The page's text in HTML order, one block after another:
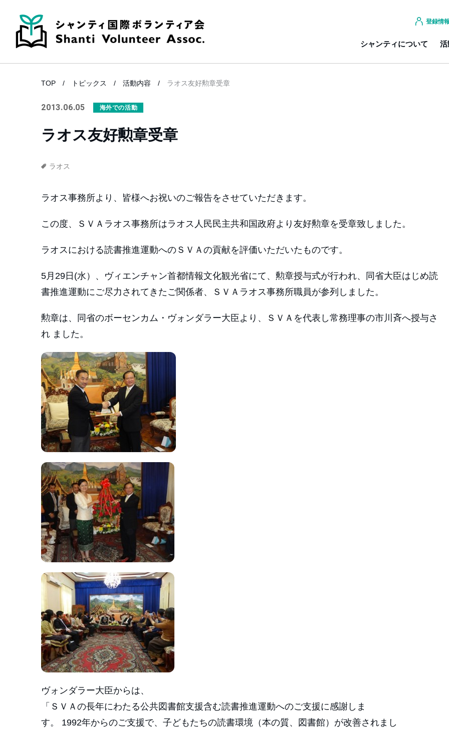
登録情
シャンティについて 活
TOP トピックス 活動内容 ラオス友好勲章受章
2013.06.05 海外での活動
ラオス友好勲章受章
ラオス
ラオス事務所より、皆様へお祝いのご報告をさせていただきます。
この度、ＳＶＡラオス事務所はラオス人民民主共和国政府より友好勲章を受章致しました。
ラオスにおける読書推進運動へのＳＶＡの貢献を評価いただいたものです。
5月29日(水）、ヴィエンチャン首都情報文化観光省にて、勲章授与式が行われ、同省大臣はじめ読
書推進運動にご尽力されてきたご関係者、ＳＶＡラオス事務所職員が参列しました。
勲章は、同省のボーセンカム・ヴォンダラー大臣より、ＳＶＡを代表し常務理事の市川斉へ授与さ
れ ました。
ヴォンダラー大臣からは、
「ＳＶＡの長年にわたる公共図書館支援含む読書推進運動へのご支援に感謝しま
す。 1992年からのご支援で、子どもたちの読書環境（本の質、図書館）が改善されまし